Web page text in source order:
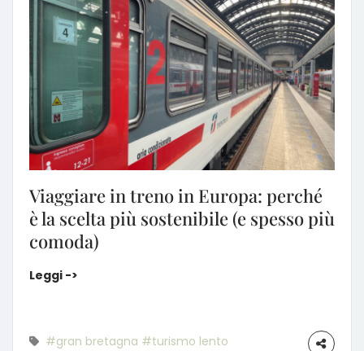
Viaggiare in treno in Europa: perché
è la scelta più sostenibile (e spesso più
comoda)
Leggi ->
#gran bretagna #turismo lento